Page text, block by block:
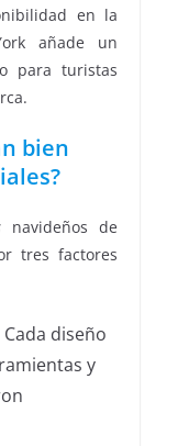
en la
añade un
para turistas
bien
navideños de
tres factores
Cada diseño
y